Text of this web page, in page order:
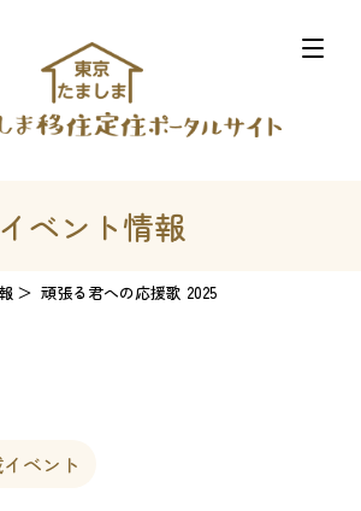
イベント情報
頑張る君への応援歌 2025
ベント